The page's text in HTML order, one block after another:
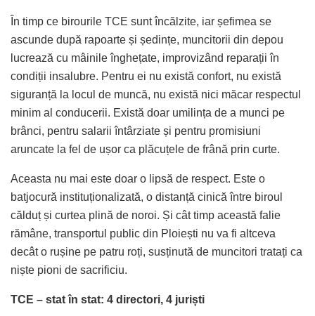
În timp ce birourile TCE sunt încălzite, iar șefimea se
ascunde după rapoarte și ședințe, muncitorii din depou
lucrează cu mâinile înghețate, improvizând reparații în
condiții insalubre. Pentru ei nu există confort, nu există
siguranță la locul de muncă, nu există nici măcar respectul
minim al conducerii. Există doar umilința de a munci pe
brânci, pentru salarii întârziate și pentru promisiuni
aruncate la fel de ușor ca plăcuțele de frână prin curte.
Aceasta nu mai este doar o lipsă de respect. Este o
batjocură instituționalizată, o distanță cinică între biroul
călduț și curtea plină de noroi. Și cât timp această falie
rămâne, transportul public din Ploiești nu va fi altceva
decât o rușine pe patru roți, susținută de muncitori tratați ca
niște pioni de sacrificiu.
TCE – stat în stat: 4 directori, 4 juriști